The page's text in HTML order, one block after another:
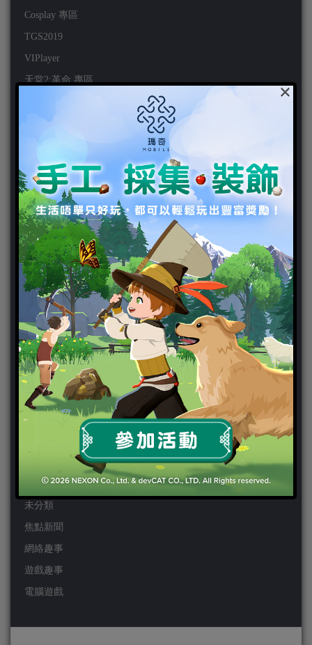
Cosplay 專區
TGS2019
VIPlayer
天堂2:革命 專區
天堂2:革命 新聞
官方虛寶
家用遊戲
3DS
PC
PS VITA
PS3
PS4
PSP
Wii
Wiiu
XBOX ONE
XBOX360
手機遊戲
事前登錄
未分類
焦點新聞
網絡趣事
遊戲趣事
電腦遊戲
×